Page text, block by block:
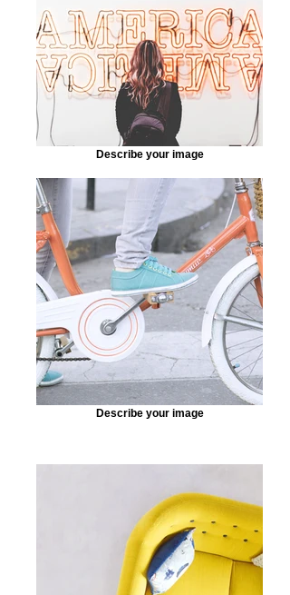
Describe your image
Describe your image